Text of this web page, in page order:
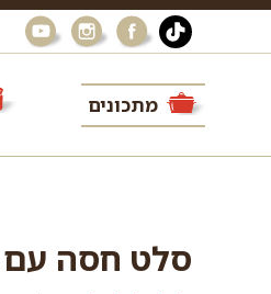
מתכונים
סלט חסה עם